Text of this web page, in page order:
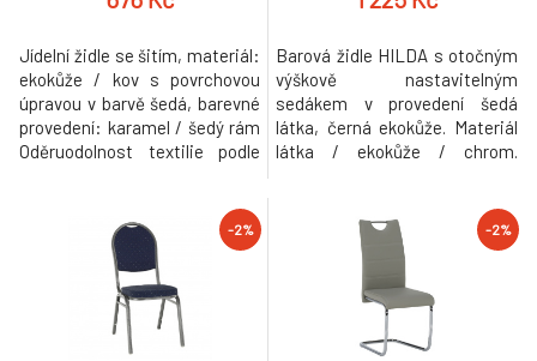
Jídelní židle se šitím, materiál:
ekokůže / kov s povrchovou
úpravou v barvě šedá, barevné
provedení: karamel / šedý rám
Oděruodolnost textilie podle
41x49x96 cm, výška sezení je
45 cm. Hloubka sedu: 39 cm
Nosnost: 90 kg Židle je
dodávána v demontu
Hmotnost: 3.75kg
Barová židle HILDA s otočným
výškově nastavitelným
sedákem v provedení šedá
látka, černá ekokůže. Materiál
látka / ekokůže / chrom.
oděrek Oděruodolnost ekokůže
podle testu Martindale: 100
39,5x46x87,5-108,5 cm Výška
sedu: 61-83 cm Hmotnost:
-2% -2%